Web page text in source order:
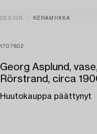
DESIGN KERAMIIKKA
1707602
Georg Asplund,
Rörstrand, circa
Huutokauppa päättynyt